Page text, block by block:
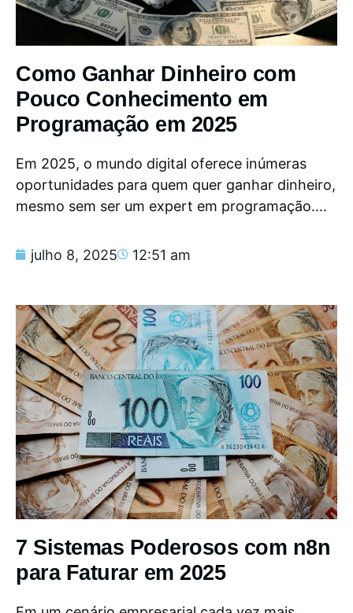
Como Ganhar Dinheiro com
Pouco Conhecimento em
Programação em 2025
Em 2025, o mundo digital oferece inúmeras
oportunidades para quem quer ganhar dinheiro,
mesmo sem ser um expert em programação....
julho 8, 2025 12:51 am
7 Sistemas Poderosos com n8n
para Faturar em 2025